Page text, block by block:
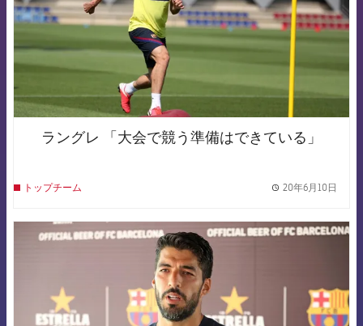
ラングレ 「大会で競う準備はできている」
トップチーム 20年6月10日
FCB Barcelona badge